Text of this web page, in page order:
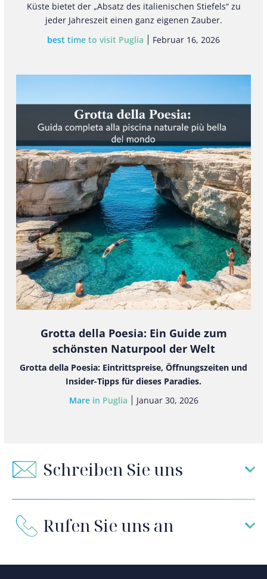
Küste bietet der „Absatz des italienischen Stiefels“ zu
jeder Jahreszeit einen ganz eigenen Zauber.
best time to visit Puglia
Februar 16, 2026
Grotta della Poesia: Ein Guide zum
schönsten Naturpool der Welt
Grotta della Poesia: Eintrittspreise, Öffnungszeiten und
Insider-Tipps für dieses Paradies.
Mare in Puglia
Januar 30, 2026
Schreiben Sie uns
Rufen Sie uns an